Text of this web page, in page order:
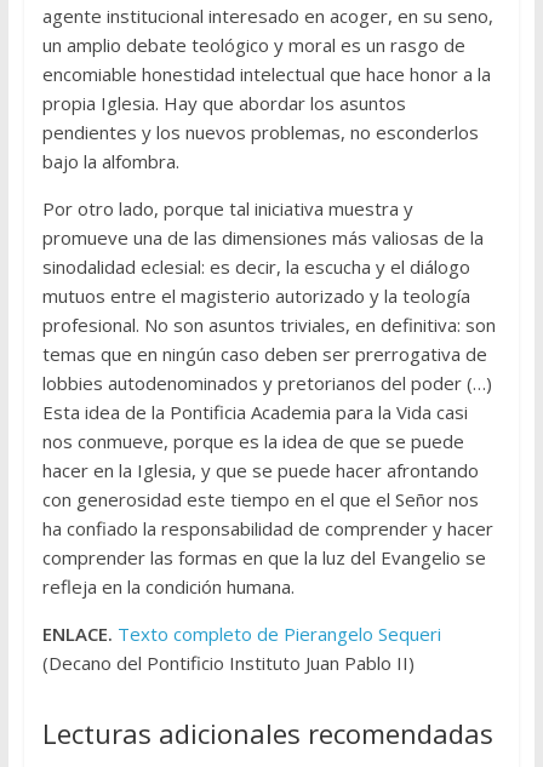
agente institucional interesado en acoger, en su seno,
un amplio debate teológico y moral es un rasgo de
encomiable honestidad intelectual que hace honor a la
propia Iglesia. Hay que abordar los asuntos
pendientes y los nuevos problemas, no esconderlos
bajo la alfombra.
Por otro lado, porque tal iniciativa muestra y
promueve una de las dimensiones más valiosas de la
sinodalidad eclesial: es decir, la escucha y el diálogo
mutuos entre el magisterio autorizado y la teología
profesional. No son asuntos triviales, en definitiva: son
temas que en ningún caso deben ser prerrogativa de
lobbies autodenominados y pretorianos del poder (…)
Esta idea de la Pontificia Academia para la Vida casi
nos conmueve, porque es la idea de que se puede
hacer en la Iglesia, y que se puede hacer afrontando
con generosidad este tiempo en el que el Señor nos
ha confiado la responsabilidad de comprender y hacer
comprender las formas en que la luz del Evangelio se
refleja en la condición humana.
ENLACE. Texto completo de Pierangelo Sequeri
(Decano del Pontificio Instituto Juan Pablo II)
Lecturas adicionales recomendadas